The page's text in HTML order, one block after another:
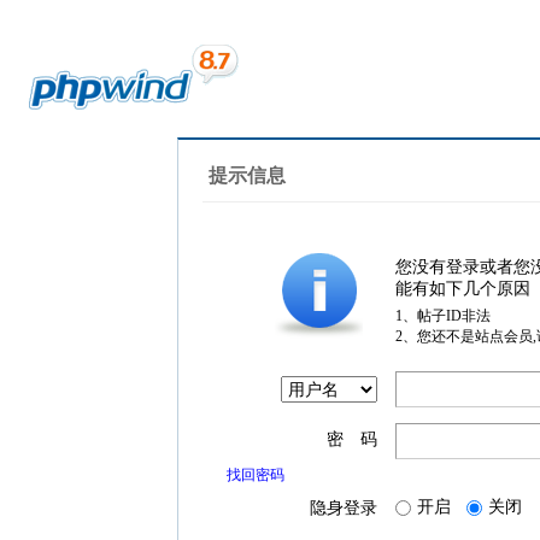
提示信息
您没有登录或者您
能有如下几个原因
1、帖子ID非法
2、您还不是站点会员
密 码
找回密码
隐身登录 开启 关闭